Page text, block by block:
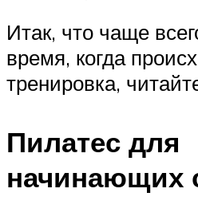
Итак, что чаще
время, когда
тренировка,
Пилатес для
начинающих